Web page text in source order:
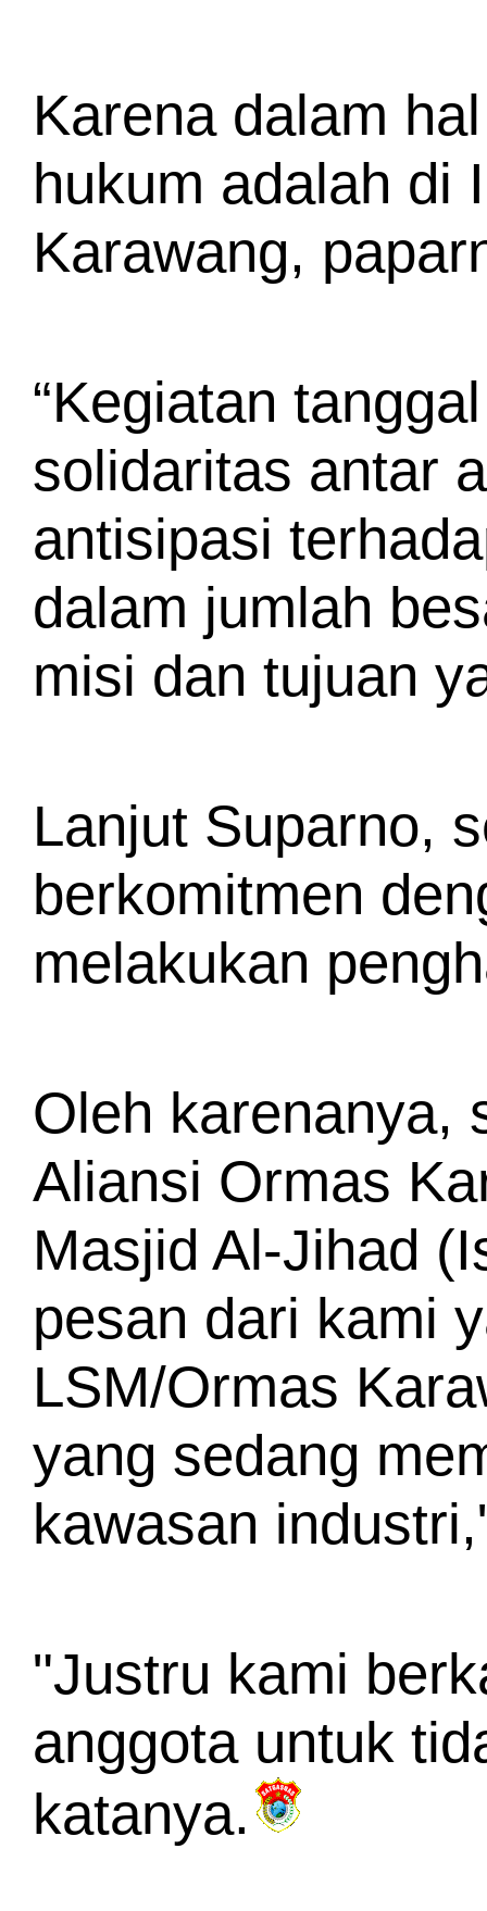
Karena dalam
hukum adalah di
Karawang,
“Kegiatan
solidaritas antar
antisipasi
dalam jumlah
misi dan tujuan
Lanjut Suparno,
berkomitmen
melakukan
Oleh karenanya,
Aliansi Ormas
Masjid Al-Jihad
pesan dari kami
LSM/Ormas
yang sedang
kawasan
"Justru kami
anggota untuk
katanya.